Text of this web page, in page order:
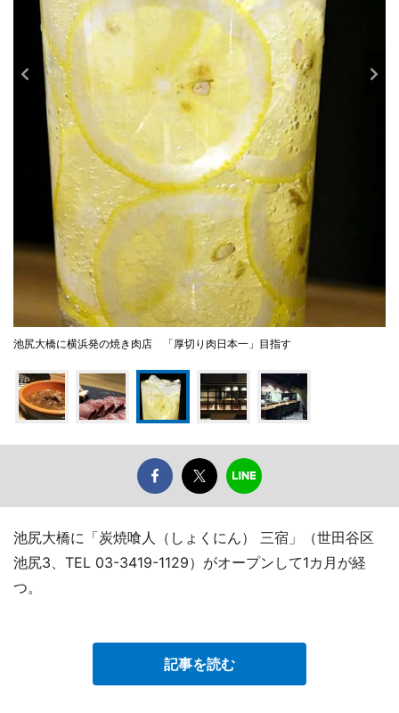
池尻大橋に横浜発の焼き肉店 「厚切り肉日本一」目指す
池尻大橋に「炭焼喰人（しょくにん） 三宿」（世田谷区
池尻3、TEL 03-3419-1129）がオープンして1カ月が経
つ。
記事を読む